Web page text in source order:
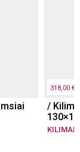
318,00 €
/
KILIMAI